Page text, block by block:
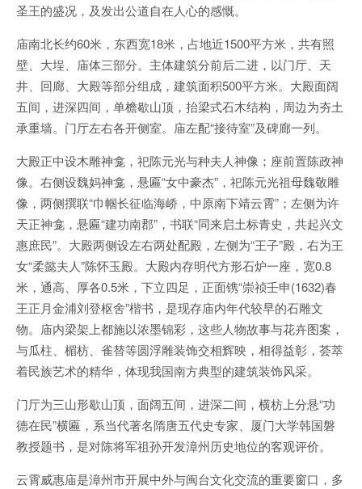
圣王的盛况，及发出公道自在人心的感慨。
庙南北长约60米，东西宽18米，占地近1500平方米，共有照
壁、大埕、庙体三部分。主体建筑分前后二进，以门厅、天
井、回廊、大殿等部分组成，建筑面积500平方米。大殿面阔
五间，进深四间，单檐歇山顶，抬梁式石木结构，周边为夯土
承重墙。门厅左右各开侧室。庙左配“接待室”及碑廊一列。
大殿正中设木雕神龛，祀陈元光与种夫人神像；座前置陈政神
像。右侧设魏妈神龛，悬匾“女中豪杰”，祀陈元光祖母魏敬雕
像，两侧撰联“巾帼长征临海峤，中原南下靖云霄”；左侧为许
天正神龛，悬匾“建功南郡”，书联“同来启土标青史，共起兴文
惠庶民”。大殿两侧设左右两处配殿，左侧为“王子”殿，右为王
女“柔懿夫人”陈怀玉殿。大殿内存明代方形石炉一座，宽0.8
米，通高、厚各0.5米，下立四足，正面镌“崇祯壬申(1632)春
王正月金浦刘登枢舍”楷书，是现存庙内年代较早的石雕文
物。庙内梁架上都施以浓墨锦彩，这些人物故事与花卉图案，
与瓜柱、楣枋、雀替等圆浮雕装饰交相辉映，相得益彰，荟萃
着民族艺术的精华，体现我国南方典型的建筑装饰风采。
门厅为三山形歇山顶，面阔五间，进深二间，横枋上分悬“功
德在民”横匾，系当代著名隋唐五代史专家、厦门大学韩国磐
教授题书，是对陈将军祖孙开发漳州历史地位的客观评价。
云霄威惠庙是漳州市开展中外与闽台文化交流的重要窗口，多